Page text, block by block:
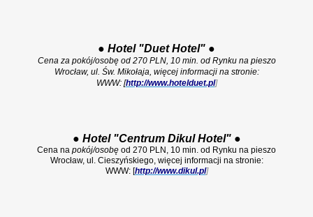
● Hotel "Duet Hotel" ●
Cena za pokój/osobę od 270 PLN, 10 min. od Rynku na pieszo
Wrocław, ul. Św. Mikołaja, więcej informacji na stronie:
WWW: [http://www.hotelduet.pl]
● Hotel "Centrum Dikul Hotel" ●
Cena na pokój/osobę od 270 PLN, 10 min. od Rynku na pieszo
Wrocław, ul. Cieszyńskiego, więcej informacji na stronie:
WWW: [http://www.dikul.pl]